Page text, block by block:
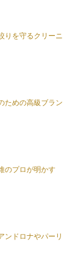
りを守るクリーニ
ための高級ブラン
のプロが明かす
ンドロナやパーリ